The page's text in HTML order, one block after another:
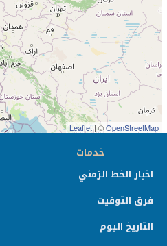
Leaflet| ©OpenStreetMap
خدمات
اخبار الخط الزمني
فرق التوقيت
التاريخ اليوم